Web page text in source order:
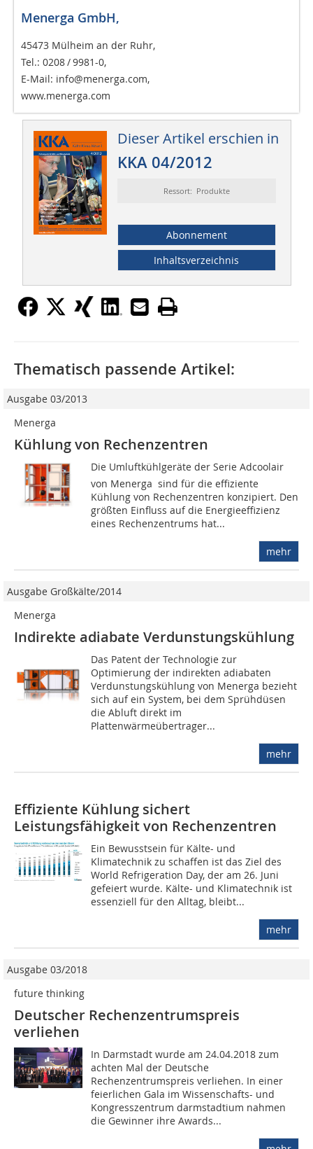
Menerga GmbH,
45473 Mülheim an der Ruhr,
Tel.: 0208 / 9981-0,
E-Mail: info@menerga.com,
www.menerga.com
Dieser Artikel erschien in
KKA 04/2012
Ressort: Produkte
Abonnement
Inhaltsverzeichnis
Thematisch passende Artikel:
Ausgabe 03/2013
Menerga
Kühlung von Rechenzentren
Die Umluftkühlgeräte der Serie Adcoolair
von Menerga sind für die effiziente
Kühlung von Rechenzentren konzipiert. Den
größten Einfluss auf die Energieeffizienz
eines Rechenzentrums hat...
mehr
Ausgabe Großkälte/2014
Menerga
Indirekte adiabate Verdunstungskühlung
Das Patent der Technologie zur
Optimierung der indirekten adiabaten
Verdunstungskühlung von Menerga bezieht
sich auf ein System, bei dem Sprühdüsen
die Abluft direkt im
Plattenwärmeübertrager...
mehr
Effiziente Kühlung sichert
Leistungsfähigkeit von Rechenzentren
Ein Bewusstsein für Kälte- und
Klimatechnik zu schaffen ist das Ziel des
World Refrigeration Day, der am 26. Juni
gefeiert wurde. Kälte- und Klimatechnik ist
essenziell für den Alltag, bleibt...
mehr
Ausgabe 03/2018
future thinking
Deutscher Rechenzentrumspreis
verliehen
In Darmstadt wurde am 24.04.2018 zum
achten Mal der Deutsche
Rechenzentrumspreis verliehen. In einer
feierlichen Gala im Wissenschafts- und
Kongresszentrum darmstadtium nahmen
die Gewinner ihre Awards...